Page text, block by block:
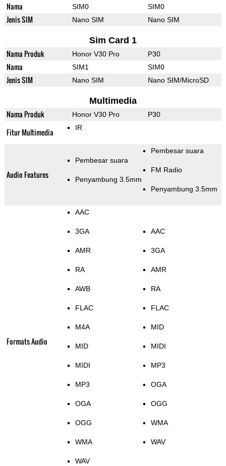
Nama SIM0 SIM0
Jenis SIM Nano SIM Nano SIM
Sim Card 1
Nama Produk Honor V30 Pro P30
Nama SIM1 SIM0
Jenis SIM Nano SIM Nano SIM/MicroSD
Multimedia
Nama Produk Honor V30 Pro P30
Fitur Multimedia IR
Audio Features
Pembesar suara
Penyambung 3.5mm
Pembesar suara
FM Radio
Penyambung 3.5mm
Formats Audio
AAC
3GA
AMR
RA
AWB
FLAC
M4A
MID
MIDI
MP3
OGA
OGG
WMA
WAV
AAC
3GA
AMR
RA
FLAC
MID
MIDI
MP3
OGA
OGG
WMA
WAV